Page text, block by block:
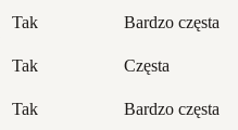
Tak
Bardzo częsta
Tak
Częsta
Tak
Bardzo częsta